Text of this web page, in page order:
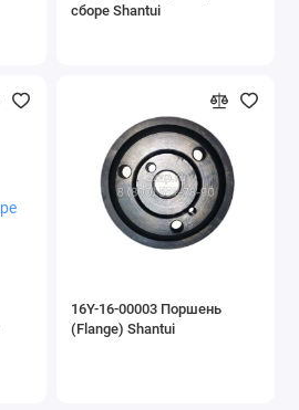
сборе Shantui
16Y-16-00003 Поршень
(Flange) Shantui